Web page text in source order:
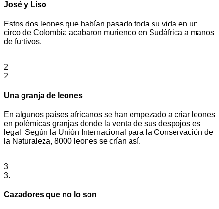
José y Liso
Estos dos leones que habían pasado toda su vida en un
circo de Colombia acabaron muriendo en Sudáfrica a manos
de furtivos.
2
2.
Una granja de leones
En algunos países africanos se han empezado a criar leones
en polémicas granjas donde la venta de sus despojos es
legal. Según la Unión Internacional para la Conservación de
la Naturaleza, 8000 leones se crían así.
3
3.
Cazadores que no lo son